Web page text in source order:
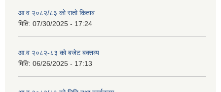
आ.व २०८२/८३ को रातो किताब
मिति: 07/30/2025 - 17:24
आ.व २०८२-८३ को बजेट बक्तव्य
मिति: 06/26/2025 - 17:13